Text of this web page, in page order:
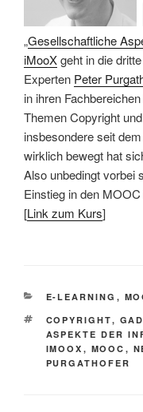
„Gesellschaftliche
iMooXgeht in die
Experten Peter
in ihren
Themen Copyright
insbesondere seit
wirklich bewegt hat
Also unbedingt vorbei
Einstieg in den
[Link zum Kurs]
KATEGORIEN
E-LEARNING ,
SCHLAGWÖRTER
COPYRIGHT,
ASPEKTE DER
IMOOX , MOOC ,
PURGATHOFER